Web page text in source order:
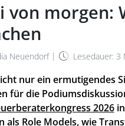
von morgen:
Neuendorf | Lesedauer: 3
nur ein ermutigendes
für die
2026in
als Role Models, wie